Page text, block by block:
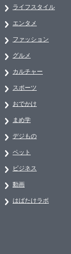
ライフスタイル
エンタメ
ファッション
グルメ
カルチャー
スポーツ
おでかけ
まめ学
デジもの
ペット
ビジネス
動画
はばたけラボ